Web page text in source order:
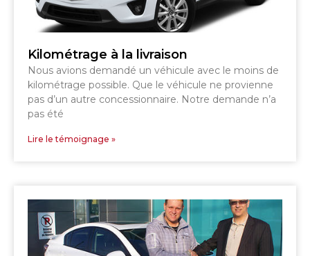
Kilométrage à la livraison
Nous avions demandé un véhicule avec le moins de
kilométrage possible. Que le véhicule ne provienne
pas d’un autre concessionnaire. Notre demande n’a
pas été
Lire le témoignage »